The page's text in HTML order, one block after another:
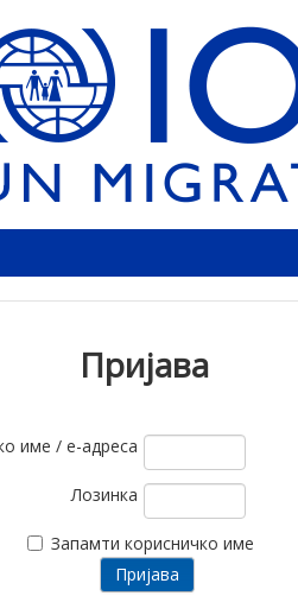
Пријава
име / е-адреса
Лозинка
Запамти корисничко име